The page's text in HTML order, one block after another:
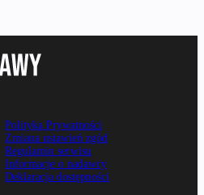
Polityka Prywatności
Zmiana ustawień zgód
Regulamin serwisu
Informacje o nadawcy
Deklaracja dostępności